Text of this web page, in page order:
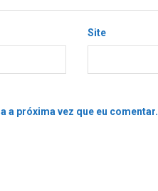
Site
a próxima vez que eu comentar.